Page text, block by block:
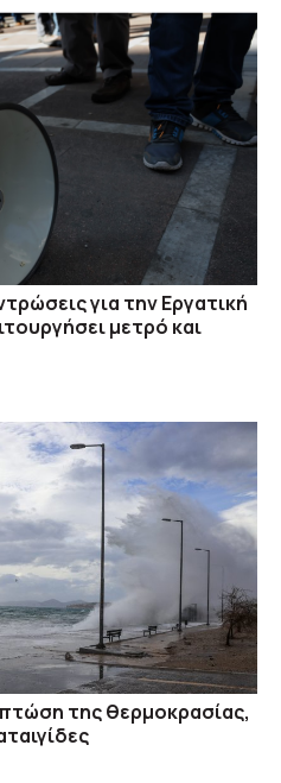
για την Εργατική
μετρό και
της θερμοκρασίας,